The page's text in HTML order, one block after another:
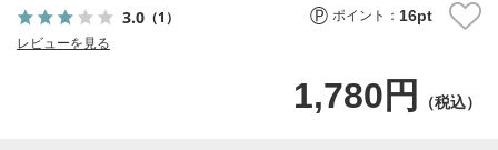
3.0（1）
レビューを見る
ポイント： 16pt
1,780円 （税込）